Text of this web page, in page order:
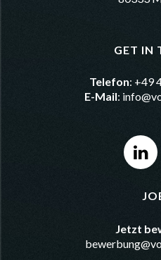
GET IN
Telefon: +49
E-Mail:
Jetzt